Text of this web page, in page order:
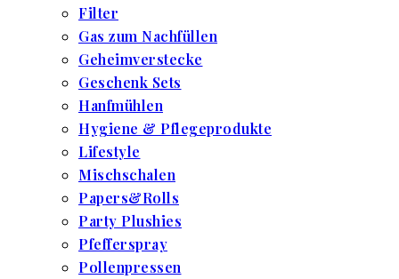
Filter
Gas zum Nachfüllen
Geheimverstecke
Geschenk Sets
Hanfmühlen
Hygiene & Pflegeprodukte
Lifestyle
Mischschalen
Papers&Rolls
Party Plushies
Pfefferspray
Pollenpressen